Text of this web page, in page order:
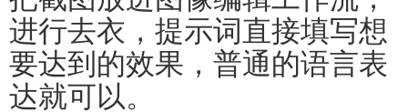
进行去衣，提示词直接填写想
要达到的效果，普通的语言表
达就可以。